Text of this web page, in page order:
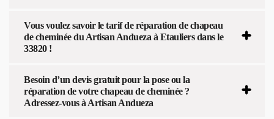
Vous voulez savoir le tarif de réparation de chapeau
de cheminée du Artisan Andueza à Etauliers dans le
33820 !
Besoin d’un devis gratuit pour la pose ou la
réparation de votre chapeau de cheminée ?
Adressez-vous à Artisan Andueza